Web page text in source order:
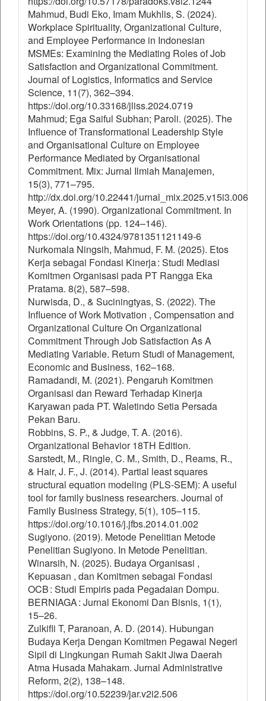
Mahmud, Budi Eko, Imam Mukhlis, S. (2024).
Workplace Spirituality, Organizational Culture,
and Employee Performance in Indonesian
MSMEs: Examining the Mediating Roles of Job
Satisfaction and Organizational Commitment.
Journal of Logistics, Informatics and Service
Science, 11(7), 362–394.
https://doi.org/10.33168/jliss.2024.0719
Mahmud; Ega Saiful Subhan; Paroli. (2025). The
Influence of Transformational Leadership Style
and Organisational Culture on Employee
Performance Mediated by Organisational
Commitment. Mix: Jurnal Ilmiah Manajemen,
15(3), 771–795.
http://dx.doi.org/10.22441/jurnal_mix.2025.v15i3.006
Meyer, A. (1990). Organizational Commitment. In
Work Orientations (pp. 124–146).
https://doi.org/10.4324/9781351121149-6
Nurkomala Ningsih, Mahmud, F. M. (2025). Etos
Kerja sebagai Fondasi Kinerja : Studi Mediasi
Komitmen Organisasi pada PT Rangga Eka
Pratama. 8(2), 587–598.
Nurwisda, D., & Suciningtyas, S. (2022). The
Influence of Work Motivation , Compensation and
Organizational Culture On Organizational
Commitment Through Job Satisfaction As A
Mediating Variable. Return Studi of Management,
Economic and Business, 162–168.
Ramadandi, M. (2021). Pengaruh Komitmen
Organisasi dan Reward Terhadap Kinerja
Karyawan pada PT. Waletindo Setia Persada
Pekan Baru.
Robbins, S. P., & Judge, T. A. (2016).
Organizational Behavior 18TH Edition.
Sarstedt, M., Ringle, C. M., Smith, D., Reams, R.,
& Hair, J. F., J. (2014). Partial least squares
structural equation modeling (PLS-SEM): A useful
tool for family business researchers. Journal of
Family Business Strategy, 5(1), 105–115.
https://doi.org/10.1016/j.jfbs.2014.01.002
Sugiyono. (2019). Metode Penelitian Metode
Penelitian Sugiyono. In Metode Penelitian.
Winarsih, N. (2025). Budaya Organisasi ,
Kepuasan , dan Komitmen sebagai Fondasi
OCB : Studi Empiris pada Pegadaian Dompu.
BERNIAGA : Jurnal Ekonomi Dan Bisnis, 1(1),
15–26.
Zulkifli T, Paranoan, A. D. (2014). Hubungan
Budaya Kerja Dengan Komitmen Pegawai Negeri
Sipil di Lingkungan Rumah Sakit Jiwa Daerah
Atma Husada Mahakam. Jurnal Administrative
Reform, 2(2), 138–148.
https://doi.org/10.52239/jar.v2i2.506